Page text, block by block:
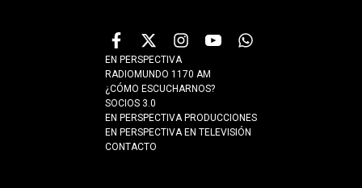
EN PERSPECTIVA
RADIOMUNDO 1170 AM
¿CÓMO ESCUCHARNOS?
SOCIOS 3.0
EN PERSPECTIVA PRODUCCIONES
EN PERSPECTIVA EN TELEVISIÓN
CONTACTO